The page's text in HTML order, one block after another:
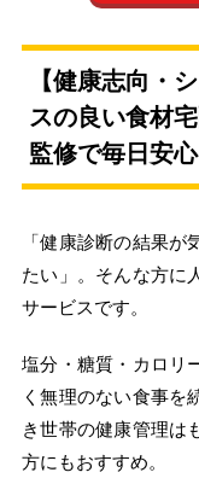
【健康志向・
スの良い食材
監修で毎日安心
「健康診断の結果
たい」。そんな方に
サービスです。
塩分・糖質・カロリ
く無理のない食事を
き世帯の健康管理は
方にもおすすめ。